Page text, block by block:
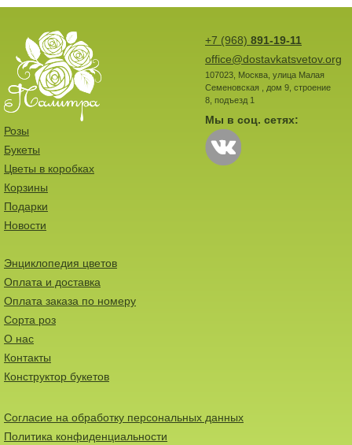
+7 (968) 891-19-11
office@dostavkatsvetov.org
107023, Москва, улица Малая
Семеновская , дом 9, строение
8, подъезд 1
Мы в соц. сетях:
Розы
Букеты
Цветы в коробках
Корзины
Подарки
Новости
Энциклопедия цветов
Оплата и доставка
Оплата заказа по номеру
Сорта роз
О нас
Контакты
Конструктор букетов
Согласие на обработку персональных данных
Политика конфиденциальности